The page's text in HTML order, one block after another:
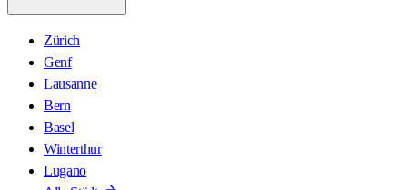
Zürich
Genf
Lausanne
Bern
Basel
Winterthur
Lugano